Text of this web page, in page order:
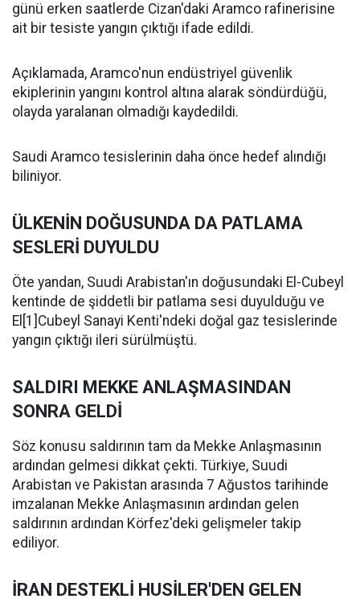
günü erken saatlerde Cizan'daki Aramco rafinerisine
ait bir tesiste yangın çıktığı ifade edildi.
Açıklamada, Aramco'nun endüstriyel güvenlik
ekiplerinin yangını kontrol altına alarak söndürdüğü,
olayda yaralanan olmadığı kaydedildi.
Saudi Aramco tesislerinin daha önce hedef alındığı
biliniyor.
ÜLKENİN DOĞUSUNDA DA PATLAMA
SESLERİ DUYULDU
Öte yandan, Suudi Arabistan'ın doğusundaki El-Cubeyl
kentinde de şiddetli bir patlama sesi duyulduğu ve
El[1]Cubeyl Sanayi Kenti'ndeki doğal gaz tesislerinde
yangın çıktığı ileri sürülmüştü.
SALDIRI MEKKE ANLAŞMASINDAN
SONRA GELDİ
Söz konusu saldırının tam da Mekke Anlaşmasının
ardından gelmesi dikkat çekti. Türkiye, Suudi
Arabistan ve Pakistan arasında 7 Ağustos tarihinde
imzalanan Mekke Anlaşmasının ardından gelen
saldırının ardından Körfez'deki gelişmeler takip
ediliyor.
İRAN DESTEKLİ HUSİLER'DEN GELEN